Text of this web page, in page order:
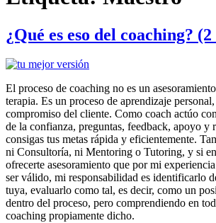
¿Qué es eso del coaching? (2
El proceso de coaching no es un
terapia. Es un proceso de aprendizaje
compromiso del cliente. Como coach actúo
de la confianza, preguntas, feedback, apoyo y
consigas tus metas rápida y eficientemente.
ni Consultoría, ni Mentoring o Tutoring, y si
ofrecerte asesoramiento que por mi
ser válido, mi responsabilidad es identificarlo
tuya, evaluarlo como tal, es decir, como un
dentro del proceso, pero comprendiendo en
coaching propiamente dicho.